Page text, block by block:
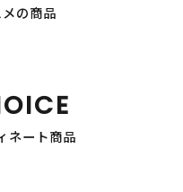
の商品
ネート商品